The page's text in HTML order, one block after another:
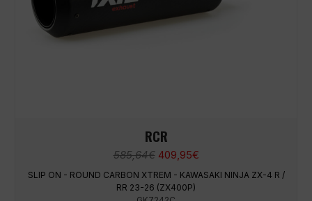
RCR
585,64€ Ursprünglicher
war:
585,64€
409,95€Aktueller
SLIP ON - ROUND CARBON XTREM - KAWASAKI NINJA ZX-4 R /
RR 23-26 (ZX400P)